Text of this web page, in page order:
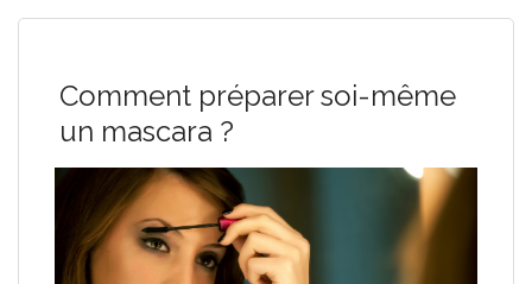
Comment préparer soi-même
un mascara ?